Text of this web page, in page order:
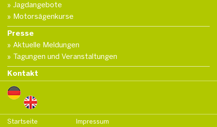
Jagdangebote
Motorsägenkurse
Presse
Aktuelle Meldungen
Tagungen und Veranstaltungen
Kontakt
Startseite Impressum